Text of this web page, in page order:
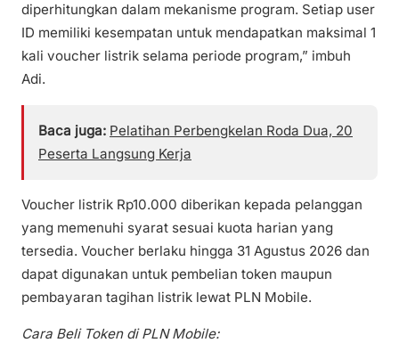
diperhitungkan dalam mekanisme program. Setiap user
ID memiliki kesempatan untuk mendapatkan maksimal 1
kali voucher listrik selama periode program,” imbuh
Adi.
Baca juga: Pelatihan Perbengkelan Roda Dua, 20
Peserta Langsung Kerja
Voucher listrik Rp10.000 diberikan kepada pelanggan
yang memenuhi syarat sesuai kuota harian yang
tersedia. Voucher berlaku hingga 31 Agustus 2026 dan
dapat digunakan untuk pembelian token maupun
pembayaran tagihan listrik lewat PLN Mobile.
Cara Beli Token di PLN Mobile: